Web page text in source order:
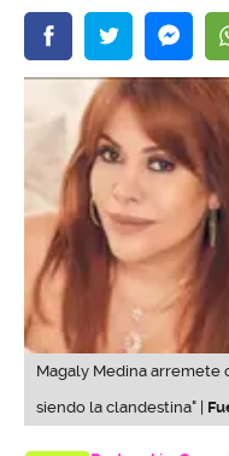
Magaly Medina arremete
siendo la clandestina" |